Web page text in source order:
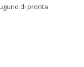
di pronta